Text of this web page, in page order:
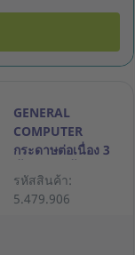
GENERAL
COMPUTER
กระดาษต่อเนื่อง 3
ชุด
รหัสสินค้า:
5.479.906